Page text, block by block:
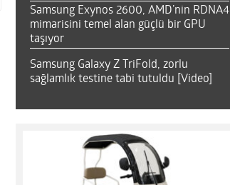
Samsung Exynos 2600, AMD’nin RDNA4
mimarisini temel alan güçlü bir GPU
taşıyor
Samsung Galaxy Z TriFold, zorlu
sağlamlık testine tabi tutuldu [Video]